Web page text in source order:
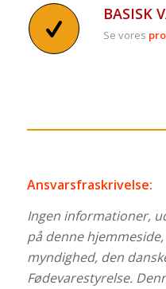
BASISK
Se vores
Ansvarsfraskrivelse:
Ingen informationer,
på denne
myndighed, den
Fødevarestyrelse.